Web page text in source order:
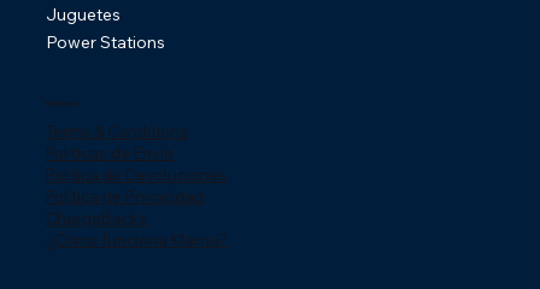
Juguetes
Power Stations
Politicas
Terms & Conditions
Politicas de Envío
Politica de Devoluciones
Politica de Privacidad
ChargeBacks
¿Como funciona Klarna?